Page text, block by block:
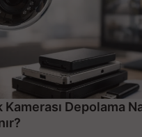
Depolama